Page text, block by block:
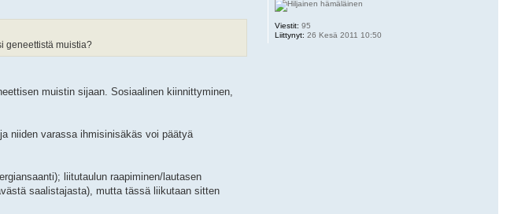
geneettistä muistia?
muistin sijaan. Sosiaalinen kiinnittyminen,
niiden varassa ihmisinisäkäs voi päätyä
liitutaulun raapiminen/lautasen
saalistajasta), mutta tässä liikutaan sitten
Viestit: 95
Liittynyt: 26 Kesä 2011 10:50